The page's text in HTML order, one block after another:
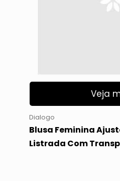
Veja
Dialogo
Blusa Feminina
Listrada Com